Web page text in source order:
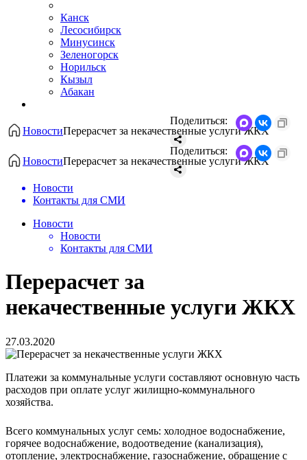
Канск
Лесосибирск
Минусинск
Зеленогорск
Норильск
Кызыл
Абакан
НовостиПерерасчет за некачественные услуги ЖКХ
Поделиться:
НовостиПерерасчет за некачественные услуги ЖКХ
Поделиться:
Новости
Контакты для СМИ
Новости
Новости
Контакты для СМИ
Перерасчет за
некачественные услуги ЖКХ
27.03.2020
Платежи за коммунальные услуги составляют основную часть
расходов при оплате услуг жилищно-коммунального
хозяйства.
Всего коммунальных услуг семь: холодное водоснабжение,
горячее водоснабжение, водоотведение (канализация),
отопление, электроснабжение, газоснабжение, обращение с